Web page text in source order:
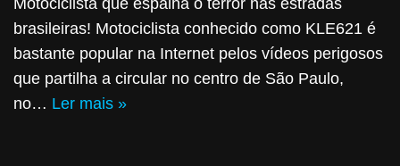
Motociclista que espalha o terror nas estradas
brasileiras! Motociclista conhecido como KLE621 é
bastante popular na Internet pelos vídeos perigosos
que partilha a circular no centro de São Paulo,
no… Ler mais »